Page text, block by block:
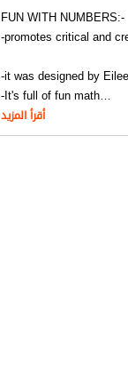
FUN WITH NUMBERS:-
-promotes critical and
-it was designed by
-It's full of fun math…
أقرأ المزيد